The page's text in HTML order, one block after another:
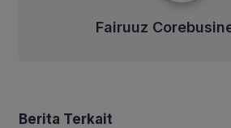
Fairuuz
Berita Terkait